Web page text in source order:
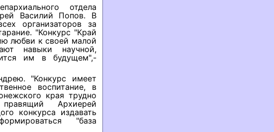
отдела
Василий Попов. В
организаторов за
"Конкурс "Край
любви к своей малой
навыки научной,
им в будущем",-
"Конкурс имеет
воспитание, в
края трудно
Архиерей
конкурса издавать
"база